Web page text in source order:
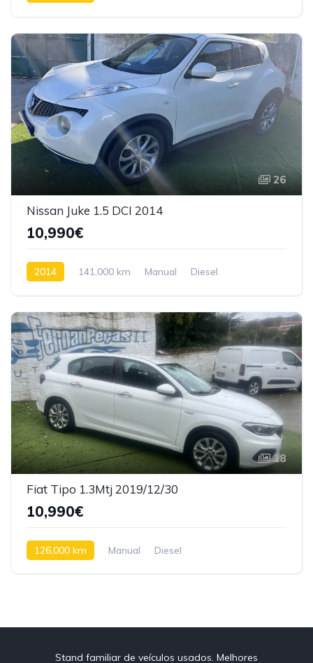
26
Nissan Juke 1.5 DCI 2014
10,990€
2014 141,000 km Manual
Diesel
18
Fiat Tipo 1.3Mtj 2019/12/30
10,990€
126,000 km Manual Diesel
Stand familiar de veículos usados. Melhores